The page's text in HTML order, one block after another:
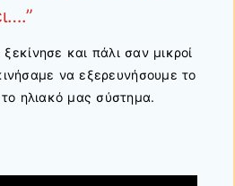
και πάλι σαν μικροί
να εξερευνήσουμε το
ηλιακό μας σύστημα.